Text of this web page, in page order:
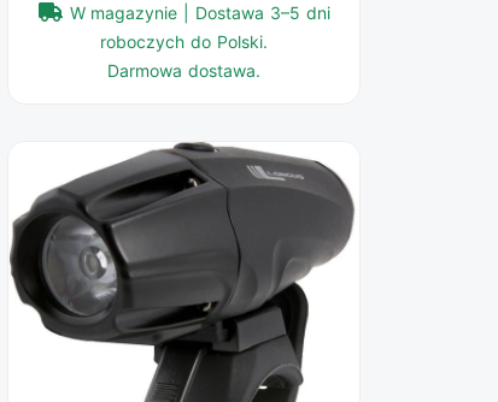
W magazynie | Dostawa 3–5 dni
roboczych do Polski.
Darmowa dostawa.